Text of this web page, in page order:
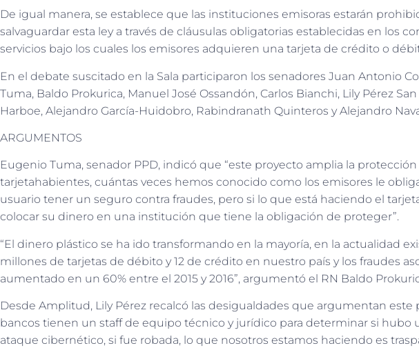
De igual manera, se establece que las instituciones emisoras estarán
salvaguardar esta ley a través de cláusulas obligatorias establecidas en los
servicios bajo los cuales los emisores adquieren una tarjeta de crédito o
En el debate suscitado en la Sala participaron los senadores Juan Antonio
Tuma, Baldo Prokurica, Manuel José Ossandón, Carlos Bianchi, Lily Pérez
Harboe, Alejandro García-Huidobro, Rabindranath Quinteros y Alejandro
ARGUMENTOS
Eugenio Tuma, senador PPD, indicó que “este proyecto amplia la protección
tarjetahabientes, cuántas veces hemos conocido como los emisores le
usuario tener un seguro contra fraudes, pero si lo que está haciendo el
colocar su dinero en una institución que tiene la obligación de proteger”.
“El dinero plástico se ha ido transformando en la mayoría, en la actualidad
millones de tarjetas de débito y 12 de crédito en nuestro país y los fraudes
aumentado en un 60% entre el 2015 y 2016”, argumentó el RN Baldo
Desde Amplitud, Lily Pérez recalcó las desigualdades que argumentan este
bancos tienen un staff de equipo técnico y jurídico para determinar si hubo
ataque cibernético, si fue robada, lo que nosotros estamos haciendo es